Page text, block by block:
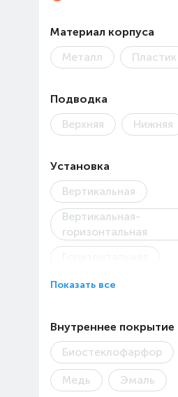
Материал корпуса
Металл
Пластик
Подводка
Верхняя
Нижняя
Установка
Вертикальная
Вертикальная-
горизонтальная
Показать все
Внутреннее покрытие
Биостеклофарфор
Медь Эмаль